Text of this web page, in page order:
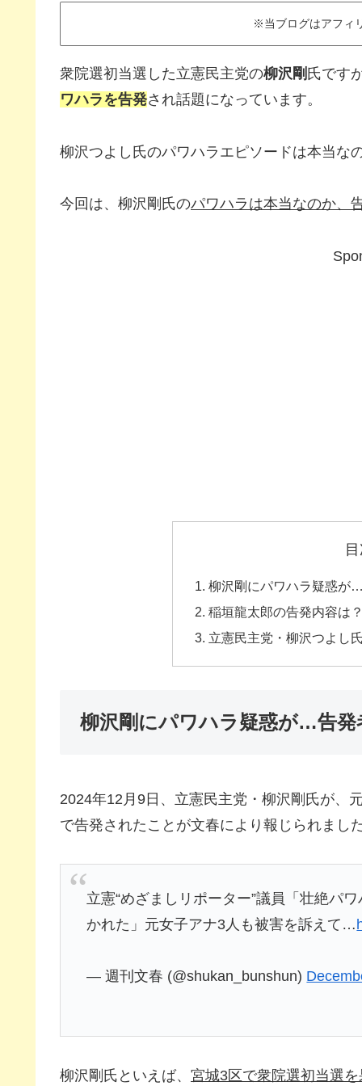
※当ブログはアフィ
衆院選初当選した立憲民主党の柳沢剛 氏です
ワハラを告発され話題になっています。
柳沢つよし氏のパワハラエピソードは本当な
今回は、柳沢剛氏のパワハラは本当なのか、
柳沢剛にパワハラ疑惑が
稲垣龍太郎の告発内容は
立憲民主党・柳沢つよし
柳沢剛にパワハラ疑惑が…告発
2024年12月9日、立憲民主党・柳沢剛氏が、
で告発されたことが文春により報じられまし
立憲“めざましリポーター”議員「壮絶パ
かれた」元女子アナ3人も被害を訴えて…
— 週刊文春 (@shukan_bunshun)
柳沢剛氏といえば、 宮城3区で衆院選初当選